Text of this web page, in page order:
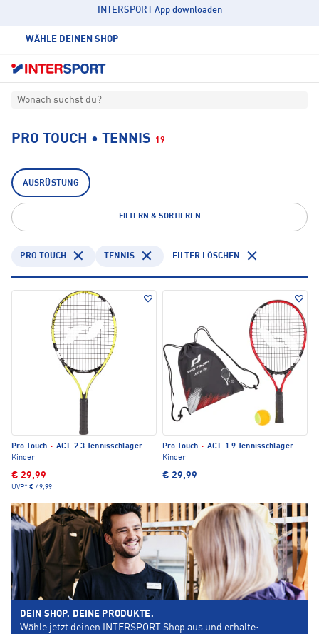
INTERSPORT App downloaden
WÄHLE DEINEN SHOP
Wonach suchst du?
PRO TOUCH • TENNIS 19
AUSRÜSTUNG
FILTERN & SORTIEREN
PRO TOUCH TENNIS FILTER LÖSCHEN
Pro Touch · ACE 2.3 Tennisschläger
Kinder
€ 29,99
UVP* € 49,99
Pro Touch · ACE 1.9 Tennisschläger
Kinder
€ 29,99
DEIN SHOP. DEINE PRODUKTE.
Wähle jetzt deinen INTERSPORT Shop aus und erhalte: